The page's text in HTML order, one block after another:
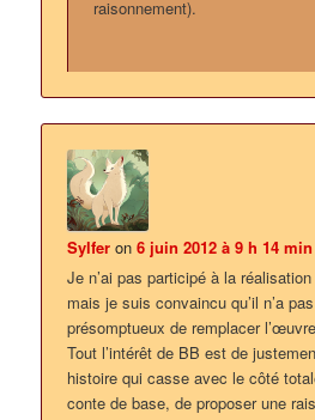
raisonnement).
Sylfer on6 juin 2012 à 9 h 14 min
Je n’ai pas participé à la
mais je suis convaincu qu’il n’a
présomptueux de remplacer
Tout l’intérêt de BB est de
histoire qui casse avec le côté
conte de base, de proposer une